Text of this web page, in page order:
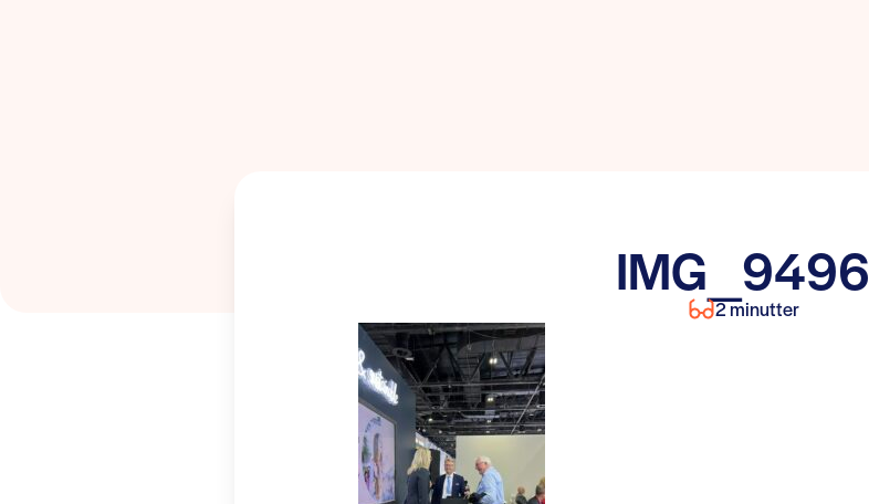
IMG_9496
2 minutter